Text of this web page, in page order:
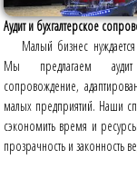
Аудит и бухгалтерское
Малый бизнес
Мы предлагаем
сопровождение,
малых предприятий. Наши
сэкономить время и
прозрачность и законность